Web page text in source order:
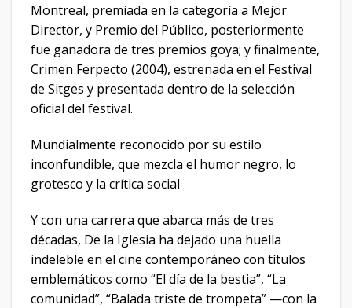
Montreal, premiada en la categoría a Mejor
Director, y Premio del Público, posteriormente
fue ganadora de tres premios goya; y finalmente,
Crimen Ferpecto (2004), estrenada en el Festival
de Sitges y presentada dentro de la selección
oficial del festival.
Mundialmente reconocido por su estilo
inconfundible, que mezcla el humor negro, lo
grotesco y la crítica social
Y con una carrera que abarca más de tres
décadas, De la Iglesia ha dejado una huella
indeleble en el cine contemporáneo con títulos
emblemáticos como “El día de la bestia”, “La
comunidad”, “Balada triste de trompeta” —con la